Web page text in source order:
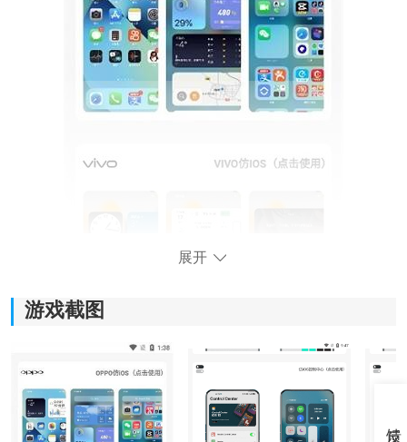
《主题库pro最新版本》软件优势：
1.壁纸资源会不断的更新，可以让用户每天都进行壁纸切
换。
展开
游戏截图